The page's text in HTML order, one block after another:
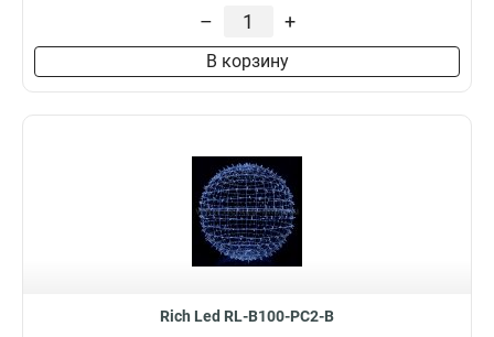
– +
В корзину
Rich Led RL-B100-PC2-B